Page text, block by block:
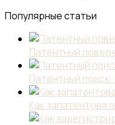
Популярные статьи
Патентный
Патентный
Как